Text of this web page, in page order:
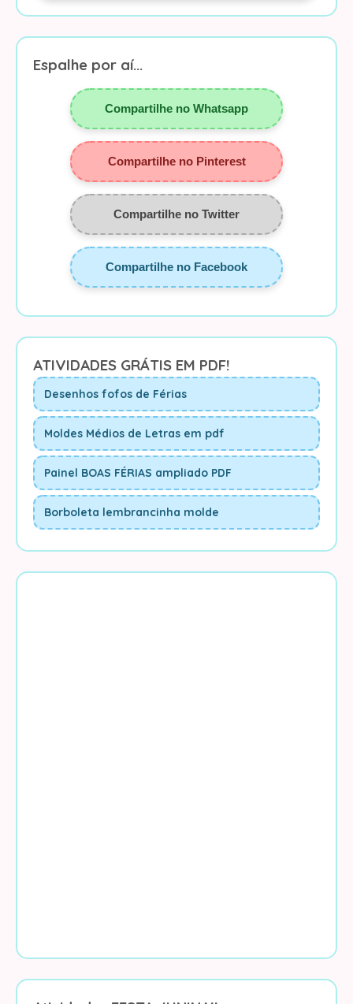
Espalhe por aí...
Compartilhe no Whatsapp
Compartilhe no Pinterest
Compartilhe no Twitter
Compartilhe no Facebook
ATIVIDADES GRÁTIS EM PDF!
Desenhos fofos de Férias
Moldes Médios de Letras em pdf
Painel BOAS FÉRIAS ampliado PDF
Borboleta lembrancinha molde